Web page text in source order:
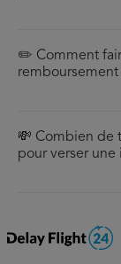
✏️ Comment
remboursement
💸 Combien de
pour verser une